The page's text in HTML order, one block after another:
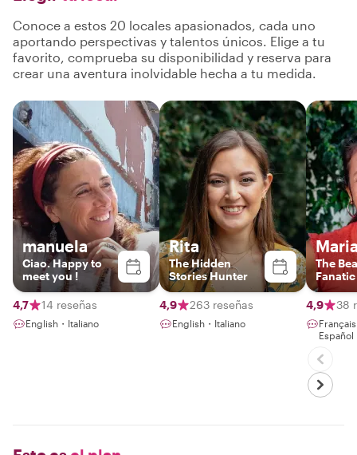
Conoce a estos 20 locales apasionados, cada uno
aportando perspectivas y talentos únicos. Elige a tu
favorito, comprueba su disponibilidad y reserva para
crear una aventura inolvidable hecha a tu medida.
manuela
Ciao. Happy to
meet you !
4,7 14 reseñas
English・Italiano
Rita
The Hidden
Stories Hunter
4,9 263 reseñas
English・Italiano
The
Fanatic
4,9 38
Español